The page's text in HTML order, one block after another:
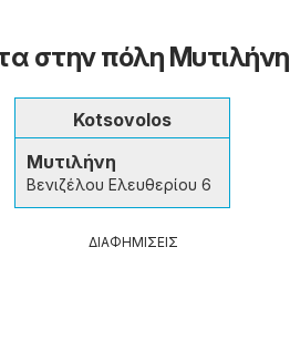
στην πόλη Μυτιλήνη
Kotsovolos
Μυτιλήνη
Βενιζέλου Ελευθερίου 6
ΔΙΑΦΗΜΙΣΕΙΣ